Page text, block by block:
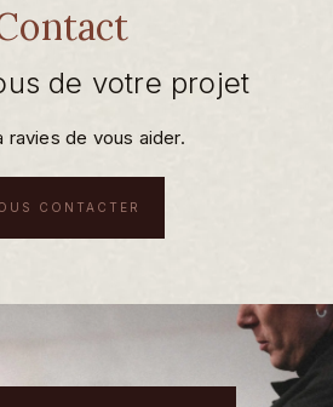
de votre projet
ravies de vous aider.
CONTACTER